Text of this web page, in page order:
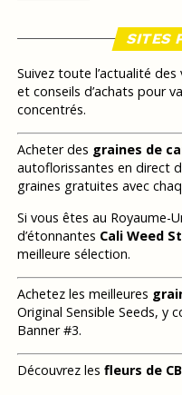
SITES
Suivez toute l’actualité
et conseils d’achats pour
concentrés.
Acheter des graines de
autoflorissantes en direct
graines gratuites avec
Si vous êtes au Royaume-
d’étonnantes Cali Weed
meilleure sélection.
Achetez les meilleures
Original Sensible Seeds, y
Banner #3.
Découvrez les fleurs de